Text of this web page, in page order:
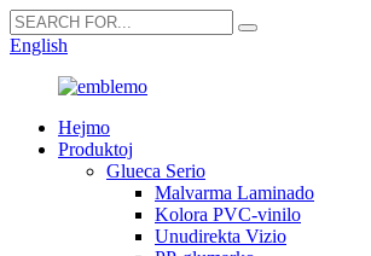
English
Hejmo
Produktoj
Glueca Serio
Malvarma Laminado
Kolora PVC-vinilo
Unudirekta Vizio